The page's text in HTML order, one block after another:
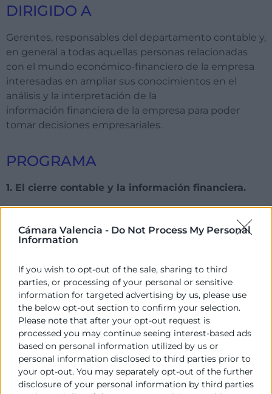
Cámara Valencia - Do Not Process My Personal
Information
If you wish to opt-out of the sale, sharing to third
parties, or processing of your personal or sensitive
information for targeted advertising by us, please use
the below opt-out section to confirm your selection.
Please note that after your opt-out request is
processed you may continue seeing interest-based ads
based on personal information utilized by us or
personal information disclosed to third parties prior to
your opt-out. You may separately opt-out of the further
disclosure of your personal information by third parties
DIRIGIDO A
Gerentes, responsables del departamento contable y,
en general a todas aquellas personas relacionadas
con el mundo económico-financiero de la empresa
interesadas en ampliar sus conocimientos en el
análisis y la interpretación de la
información financiera de la empresa para poder
tomar decisiones empresariales.
PROGRAMA
1. El cierre contable y la información financiera.
2. Los estados financieros y las cuentas anuales
individuales.
4. Análisis de la situación patrimonial a través del
balance.
5. Workshop de casos prácticos reales de
aplicación, análisis, reflexión y toma de
decisiones.
PONENTES